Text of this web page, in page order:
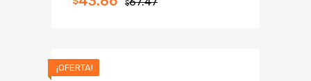
$
¡OFERTA!